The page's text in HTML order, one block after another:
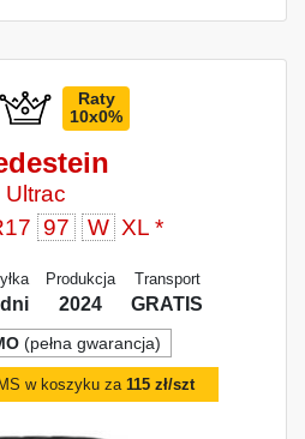
Raty
10x0%
Ultrac
97 W XL *
Produkcja
2024
Transport
GRATIS
(pełna gwarancja)
w koszyku za115 zł/szt